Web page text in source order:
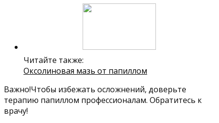
Читайте также:
Оксолиновая мазь от папиллом
Важно!Чтобы избежать осложнений, доверьте
терапию папиллом профессионалам. Обратитесь к
врачу!